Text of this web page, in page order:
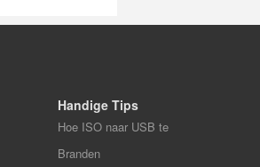
Handige Tips
Hoe ISO naar USB te
Branden